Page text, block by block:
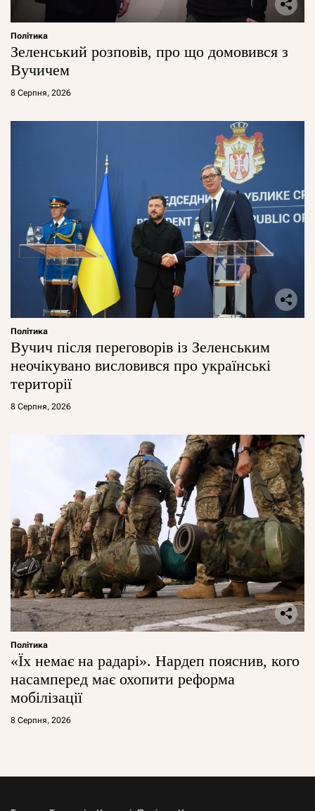
Політика
Зеленський розповів, про що домовився з
Вучичем
8 Серпня, 2026
Політика
Вучич після переговорів із Зеленським
неочікувано висловився про українські
території
8 Серпня, 2026
Політика
«Їх немає на радарі». Нардеп пояснив, кого
насамперед має охопити реформа
мобілізації
8 Серпня, 2026